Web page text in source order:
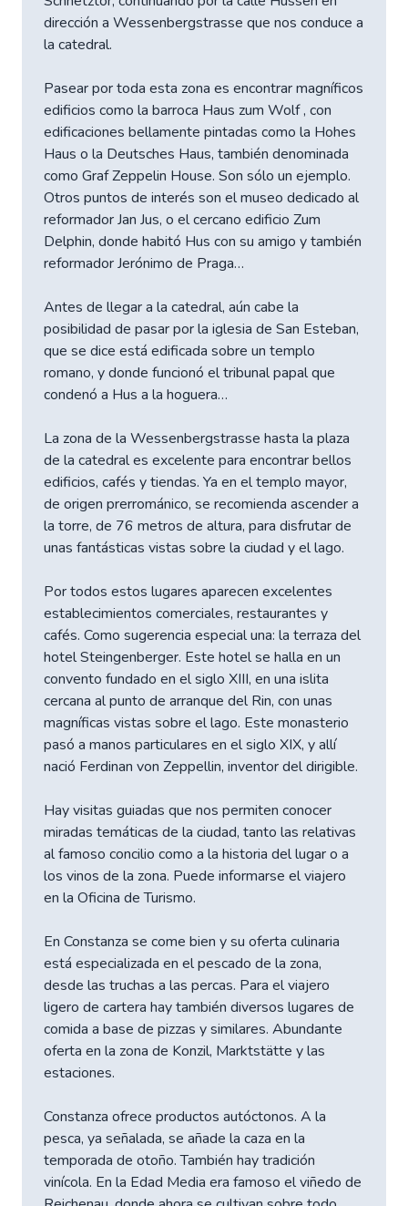
dirección a Wessenbergstrasse que nos conduce a
la catedral.
Pasear por toda esta zona es encontrar magníficos
edificios como la barroca Haus zum Wolf , con
edificaciones bellamente pintadas como la Hohes
Haus o la Deutsches Haus, también denominada
como Graf Zeppelin House. Son sólo un ejemplo.
Otros puntos de interés son el museo dedicado al
reformador Jan Jus, o el cercano edificio Zum
Delphin, donde habitó Hus con su amigo y también
reformador Jerónimo de Praga…
Antes de llegar a la catedral, aún cabe la
posibilidad de pasar por la iglesia de San Esteban,
que se dice está edificada sobre un templo
romano, y donde funcionó el tribunal papal que
condenó a Hus a la hoguera…
La zona de la Wessenbergstrasse hasta la plaza
de la catedral es excelente para encontrar bellos
edificios, cafés y tiendas. Ya en el templo mayor,
de origen prerrománico, se recomienda ascender a
la torre, de 76 metros de altura, para disfrutar de
unas fantásticas vistas sobre la ciudad y el lago.
Por todos estos lugares aparecen excelentes
establecimientos comerciales, restaurantes y
cafés. Como sugerencia especial una: la terraza del
hotel Steingenberger. Este hotel se halla en un
convento fundado en el siglo XIII, en una islita
cercana al punto de arranque del Rin, con unas
magníficas vistas sobre el lago. Este monasterio
pasó a manos particulares en el siglo XIX, y allí
nació Ferdinan von Zeppellin, inventor del dirigible.
Hay visitas guiadas que nos permiten conocer
miradas temáticas de la ciudad, tanto las relativas
al famoso concilio como a la historia del lugar o a
los vinos de la zona. Puede informarse el viajero
en la Oficina de Turismo.
En Constanza se come bien y su oferta culinaria
está especializada en el pescado de la zona,
desde las truchas a las percas. Para el viajero
ligero de cartera hay también diversos lugares de
comida a base de pizzas y similares. Abundante
oferta en la zona de Konzil, Marktstätte y las
estaciones.
Constanza ofrece productos autóctonos. A la
pesca, ya señalada, se añade la caza en la
temporada de otoño. También hay tradición
vinícola. En la Edad Media era famoso el viñedo de